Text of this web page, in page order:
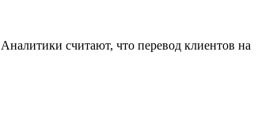
считают, что перевод клиентов на